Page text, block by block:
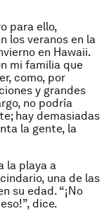
para ello,
los veranos en la
en Hawaii.
mi familia que
como, por
y grandes
no podría
hay demasiadas
la gente, la
la playa a
una de las
su edad. “¡No
dice.